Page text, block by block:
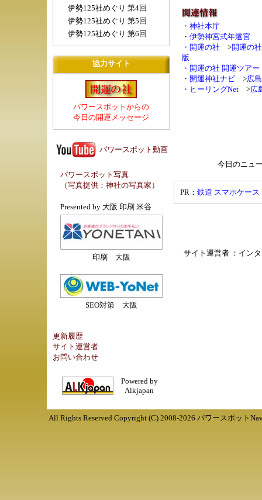
伊勢125社めぐり 第4回
伊勢125社めぐり 第5回
伊勢125社めぐり 第6回
協力サイト
パワースポットからの
今日の開運メッセージ
パワースポット動画
パワースポット写真
（写真提供： 神社の写真家 ）
Presented by 大阪 印刷 米谷
印刷 大阪
SEO対策 大阪
更新履歴
サイト運営者
お問い合わせ
Powered by
Alkjapan
・ 神社本庁
・ 伊勢神宮式年遷宮
・ 開運の社 >開運の
版
・ 開運の社 開運ツアー
・ 開運神社ナビ >広
・ ヒーリングNet >広
今日のニュ
PR： 鉄道 スマホケー
サイト運営者 ： イン
All Rights Reserved Copyright (C) 2008-2026 パワースポット